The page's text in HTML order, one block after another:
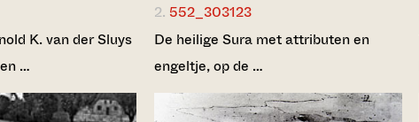
K. van der Sluys
…
2. 552_303123
De heilige Sura met attributen en
engeltje, op de …